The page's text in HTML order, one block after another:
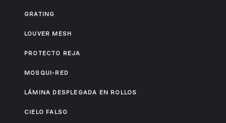
GRATING
LOUVER MESH
PROTECTO REJA
MOSQUI-RED
LÁMINA DESPLEGADA EN ROLLOS
CIELO FALSO